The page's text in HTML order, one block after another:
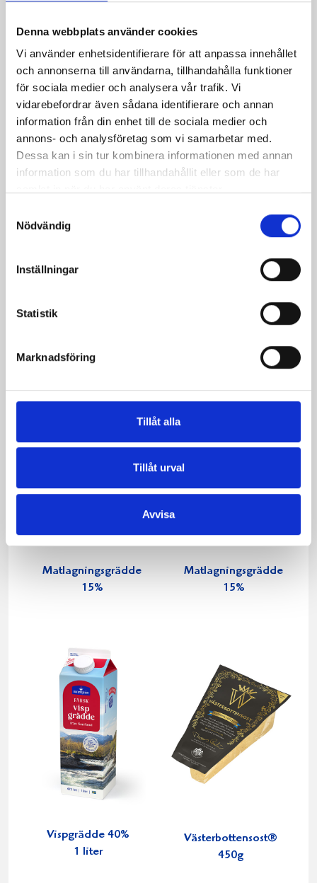
Denna webbplats använder cookies
Vi använder enhetsidentifierare för att anpassa innehållet
och annonserna till användarna, tillhandahålla funktioner
för sociala medier och analysera vår trafik. Vi
vidarebefordrar även sådana identifierare och annan
information från din enhet till de sociala medier och
annons- och analysföretag som vi samarbetar med.
Dessa kan i sin tur kombinera informationen med annan
information som du har tillhandahållit eller som de har
Nödvändig
Inställningar
Statistik
Marknadsföring
Tillåt alla
Tillåt urval
Avvisa
1000g
Smör Eko
Matlagningsgrädde
15%
Matlagningsgrädde
15%
Vispgrädde 40%
1 liter
Västerbottensost®
450g